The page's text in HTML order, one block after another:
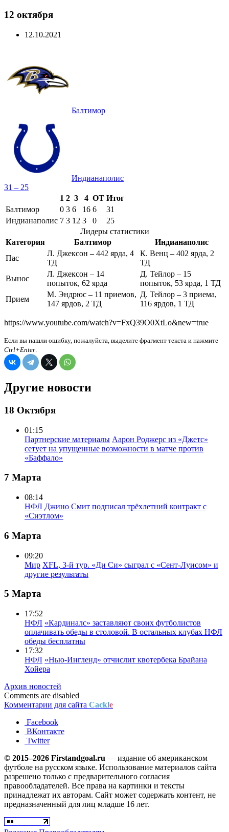
12 октября
12.10.2021
Балтимор
Индианаполис
31 – 25
1 2 3 4 OT Итог
Балтимор
0 3 6 16 6
31
Индианаполис 7 3 12 3 0
25
Лидеры статистики
Категория
Балтимор
Индианаполис
Пас
Л. Джексон – 442 ярда, 4
ТД
К. Венц – 402 ярда, 2
ТД
Вынос
Л. Джексон – 14
попыток, 62 ярда
Д. Тейлор – 15
попыток, 53 ярда, 1 ТД
Прием
М. Эндрюс – 11 приемов,
147 ярдов, 2 ТД
Д. Тейлор – 3 приема,
116 ярдов, 1 ТД
https://www.youtube.com/watch?v=FxQ39O0XtLo&new=true
Если вы нашли ошибку, пожалуйста, выделите фрагмент текста и нажмите
Ctrl+Enter.
Другие новости
18 Октября
01:15
Партнерские материалы Аарон Роджерс из «Джетс»
сетует на упущенные возможности в матче против
«Баффало»
7 Марта
08:14
НФЛ Джино Смит подписал трёхлетний контракт с
«Сиэтлом»
6 Марта
09:20
Мир XFL, 3-й тур. «Ди Си» сыграл с «Сент-Луисом» и
другие результаты
5 Марта
17:52
НФЛ «Кардиналс» заставляют своих футболистов
оплачивать обеды в столовой. В остальных клубах НФЛ
обеды бесплатны
17:32
НФЛ «Нью-Ингленд» отчислит квотербека Брайана
Хойера
Архив новостей
Comments are disabled
Комментарии для сайта Cackle
Facebook
ВКонтакте
Twitter
© 2015–2026 Firstandgoal.ru — издание об американском
футболе на русском языке. Использование материалов cайта
разрешено только с предварительного согласия
правообладателей. Все права на картинки и тексты
принадлежат их авторам. Сайт может содержать контент, не
предназначенный для лиц младше 16 лет.